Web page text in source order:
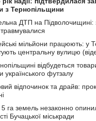
з Тернопільщини
ДТП на Підволочищині:
мільйони працюють: у
центральну вулицю
відбудеться
українського футзалу
відпочинок та драйв:
га земель незаконно
Бучацької міськради